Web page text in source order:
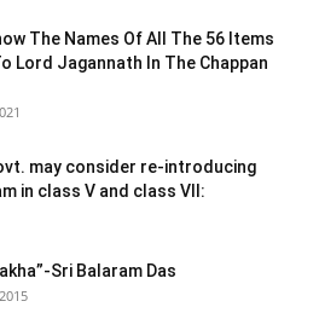
The Names Of All The 56 Items
Lord Jagannath In The Chappan
may consider re-introducing
in class V and class VII:
Sri Balaram Das